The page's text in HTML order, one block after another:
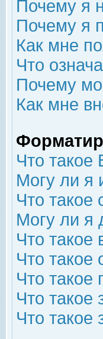
Почему я
Почему я
Как мне
Что
Почему
Как мне
Что такое
Могу ли я
Что такое
Могу ли я
Что такое
Что такое
Что
Что такое
Что такое